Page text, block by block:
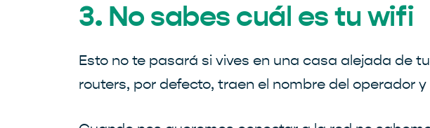
3. No sabes cuál es tu wifi
Esto no te pasará si vives en una casa alejada de
routers, por defecto, traen el nombre del operador